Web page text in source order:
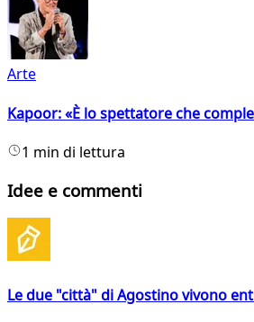
Arte
Kapoor: «È lo spettatore che
1 min di lettura
Idee e commenti
Le due "città" di Agostino vivono